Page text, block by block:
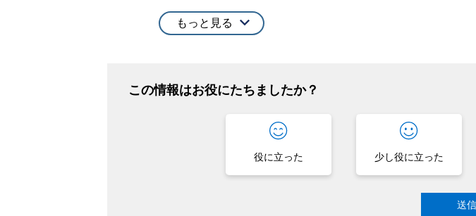
もっと見る
この情報はお役にたちましたか？
役に立った 少し役に立った
送信